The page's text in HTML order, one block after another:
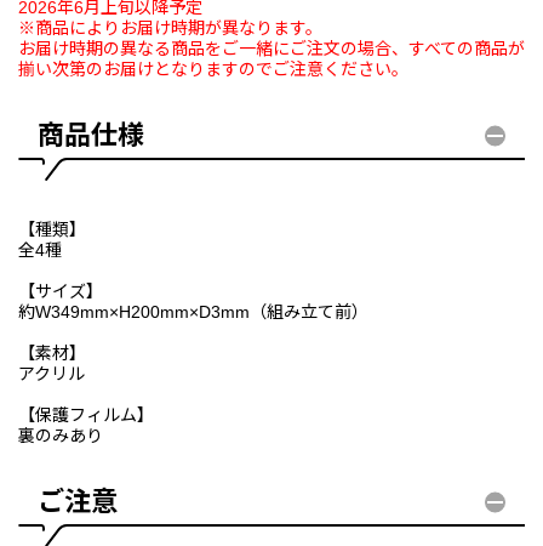
2026年6月上旬以降予定
※商品によりお届け時期が異なります。
お届け時期の異なる商品をご一緒にご注文の場合、すべての商品が
揃い次第のお届けとなりますのでご注意ください。
商品仕様
【種類】
全4種
【サイズ】
約W349mm×H200mm×D3mm（組み立て前）
【素材】
アクリル
【保護フィルム】
裏のみあり
ご注意